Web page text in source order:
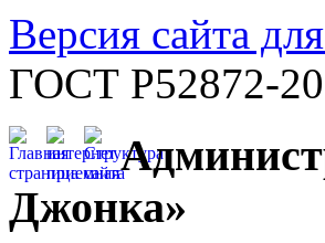
Версия сайта
ГОСТ Р52872-
Джонка»